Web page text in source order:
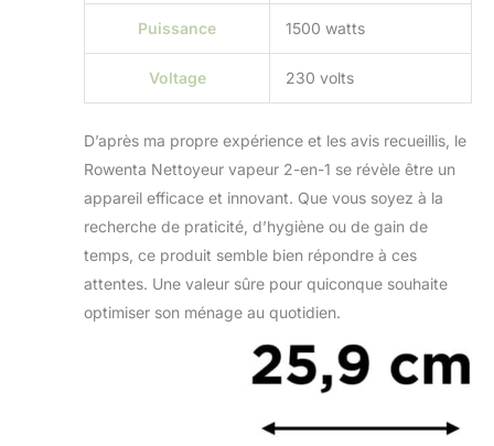
EQUIPE : 3 lingettes
amovibles et
lavables, 2
cartouches
anticalcaires, socle
accessoire Ultra-
Glider, 10 pastilles
pour le diffuseur
d'huiles essentielles
Puissance 1500 watts
Voltage 230 volts
D’après ma propre expérience et les avis recueillis, le
Rowenta Nettoyeur vapeur 2-en-1 se révèle être un
appareil efficace et innovant. Que vous soyez à la
recherche de praticité, d’hygiène ou de gain de
temps, ce produit semble bien répondre à ces
attentes. Une valeur sûre pour quiconque souhaite
optimiser son ménage au quotidien.